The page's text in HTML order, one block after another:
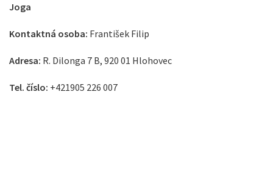
Joga
Kontaktná osoba: František Filip
Adresa: R. Dilonga 7 B, 920 01 Hlohovec
Tel. číslo: +421905 226 007